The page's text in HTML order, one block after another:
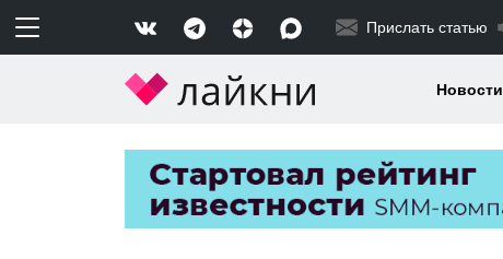
Прислать статью
Новости